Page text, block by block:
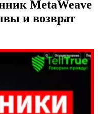
MetaWeave
и возврат